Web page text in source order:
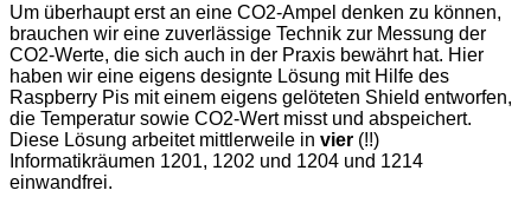
Um überhaupt erst an eine CO2-Ampel denken zu können,
brauchen wir eine zuverlässige Technik zur Messung der
CO2-Werte, die sich auch in der Praxis bewährt hat. Hier
haben wir eine eigens designte Lösung mit Hilfe des
Raspberry Pis mit einem eigens gelöteten Shield entworfen,
die Temperatur sowie CO2-Wert misst und abspeichert.
Diese Lösung arbeitet mittlerweile in vier (!!)
Informatikräumen 1201, 1202 und 1204 und 1214
einwandfrei.